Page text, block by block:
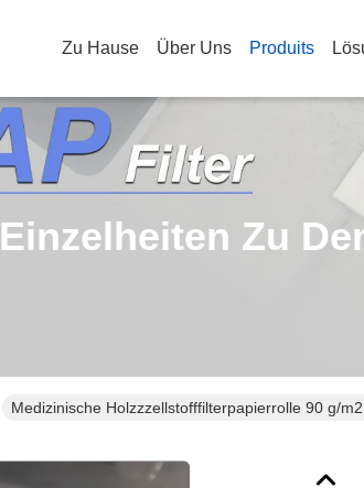
Zu Hause Über Uns Produits
Einzelheiten Zu
Medizinische Holzzzellstofffilterpapierrolle 90 g/